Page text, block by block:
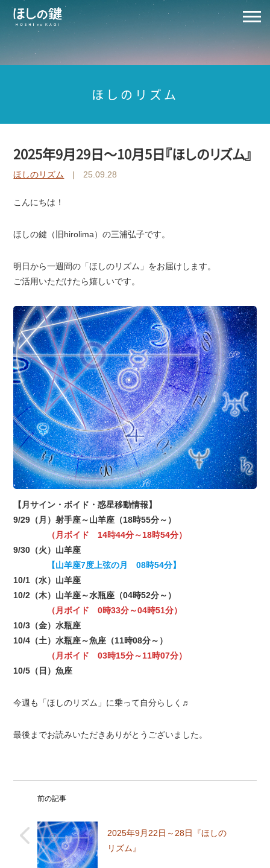
ほしのリズム
2025年9月29日～10月5日『ほしのリズム』
ほしのリズム | 25.09.28
こんにちは！
ほしの鍵（旧hirolima）の三浦弘子です。
明日から一週間の「ほしのリズム」をお届けします。
ご活用いただけたら嬉しいです。
【月サイン・ボイド・惑星移動情報】
9/29（月）射手座～山羊座（18時55分～）
（月ボイド 14時44分～18時54分）
9/30（火）山羊座
【山羊座7度上弦の月 08時54分】
10/1（水）山羊座
10/2（木）山羊座～水瓶座（04時52分～）
（月ボイド 0時33分～04時51分）
10/3（金）水瓶座
10/4（土）水瓶座～魚座（11時08分～）
（月ボイド 03時15分～11時07分）
10/5（日）魚座
今週も「ほしのリズム」に乗って自分らしく♬
最後までお読みいただきありがとうございました。
前の記事
2025年9月22日～28日『ほしの
リズム』